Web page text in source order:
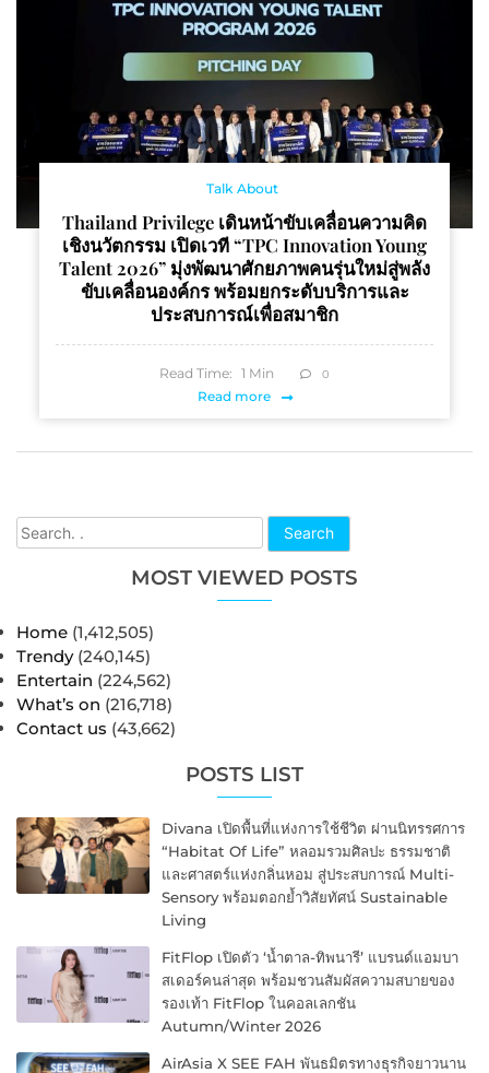
Search
MOST VIEWED POSTS
Home (1,412,505)
Trendy (240,145)
Entertain (224,562)
What’s on (216,718)
Contact us (43,662)
POSTS LIST
Divana เปิดพื้นที่แห่งการใช้ชีวิต ผ่านนิทรรศการ
“Habitat Of Life” หลอมรวมศิลปะ ธรรมชาติ
และศาสตร์แห่งกลิ่นหอม สู่ประสบการณ์ Multi-
Sensory พร้อมตอกย้ำวิสัยทัศน์ Sustainable
Living
FitFlop เปิดตัว ‘น้ำตาล-ทิพนารี’ แบรนด์แอมบา
สเดอร์คนล่าสุด พร้อมชวนสัมผัสความสบายของ
รองเท้า FitFlop ในคอลเลกชัน
Autumn/Winter 2026
AirAsia X SEE FAH พันธมิตรทางธุรกิจยาวนาน
Talk About
Thailand Privilege เดินหน้าขับเคลื่อนความคิด
เชิงนวัตกรรม เปิดเวที “TPC Innovation Young
Talent 2026” มุ่งพัฒนาศักยภาพคนรุ่นใหม่สู่พลัง
ขับเคลื่อนองค์กร พร้อมยกระดับบริการและ
ประสบการณ์เพื่อสมาชิก
Read Time: 1 Min 0
Read more